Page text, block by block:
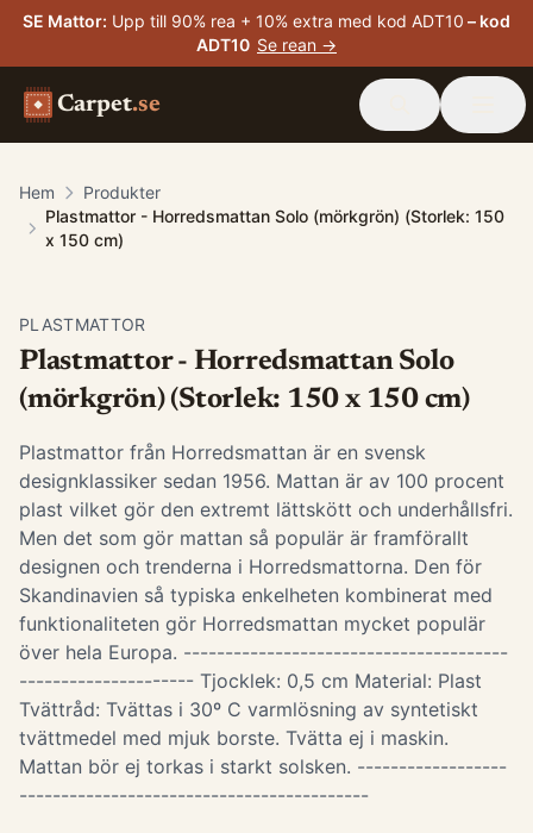
SE Mattor: Upp till 90% rea + 10% extra med kod ADT10 – kod
ADT10 Se rean →
Carpet.se
Hem
Produkter
Plastmattor - Horredsmattan Solo (mörkgrön) (Storlek: 150
x 150 cm)
PLASTMATTOR
Plastmattor - Horredsmattan Solo
(mörkgrön) (Storlek: 150 x 150 cm)
Plastmattor från Horredsmattan är en svensk
designklassiker sedan 1956. Mattan är av 100 procent
plast vilket gör den extremt lättskött och underhållsfri.
Men det som gör mattan så populär är framförallt
designen och trenderna i Horredsmattorna. Den för
Skandinavien så typiska enkelheten kombinerat med
funktionaliteten gör Horredsmattan mycket populär
över hela Europa. ---------------------------------------
--------------------- Tjocklek: 0,5 cm Material: Plast
Tvättråd: Tvättas i 30º C varmlösning av syntetiskt
tvättmedel med mjuk borste. Tvätta ej i maskin.
Mattan bör ej torkas i starkt solsken. ------------------
------------------------------------------